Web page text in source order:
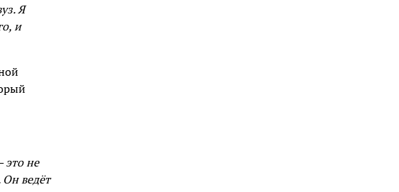
Я
и
это не
ведёт